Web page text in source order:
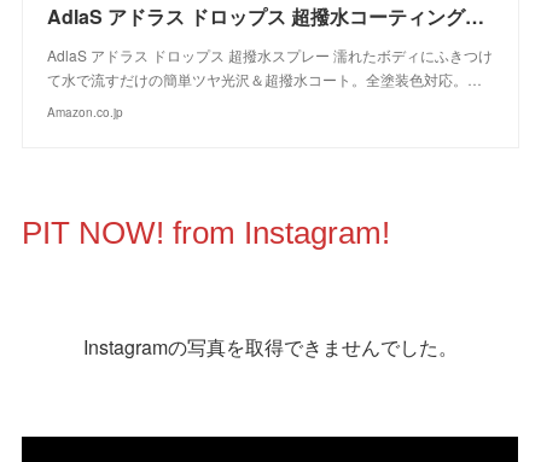
AdlaS アドラス ドロップス 超撥水コーティングスプレー C-DC-050 濡れたボディにふきつけて水で流すだけのツヤ超撥水コート 全塗装色対応
AdlaS アドラス ドロップス 超撥水スプレー 濡れたボディにふきつけ
て水で流すだけの簡単ツヤ光沢＆超撥水コート。全塗装色対応。…
Amazon.co.jp
PIT NOW! from Instagram!
Instagramの写真を取得できませんでした。